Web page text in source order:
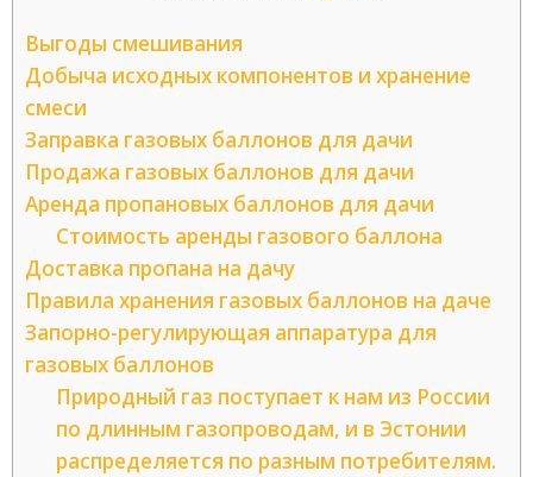
Выгоды смешивания
Добыча исходных компонентов и хранение
смеси
Заправка газовых баллонов для дачи
Продажа газовых баллонов для дачи
Аренда пропановых баллонов для дачи
Стоимость аренды газового баллона
Доставка пропана на дачу
Правила хранения газовых баллонов на даче
Запорно-регулирующая аппаратура для
газовых баллонов
Природный газ поступает к нам из России
по длинным газопроводам, и в Эстонии
распределяется по разным потребителям.